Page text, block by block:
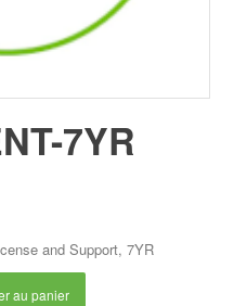
7YR
and Support, 7YR
au panier